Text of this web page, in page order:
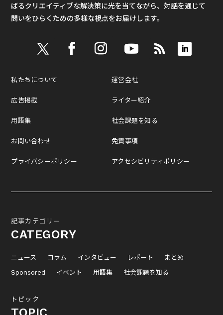
ばるクリエイティブな解決策に光を当てながら、対話を通じて
問いをひらくための多様な視点をお届けします。
私たちについて
広告掲載
用語集
お問い合わせ
プライバシーポリシー
運営会社
ライター紹介
社会課題を知る
免責事項
アクセシビリティポリシー
記事カテゴリー
CATEGORY
ニュース コラム インタビュー レポート
まとめ
Sponsored
イベント 用語集 社会課題を知る
トピック